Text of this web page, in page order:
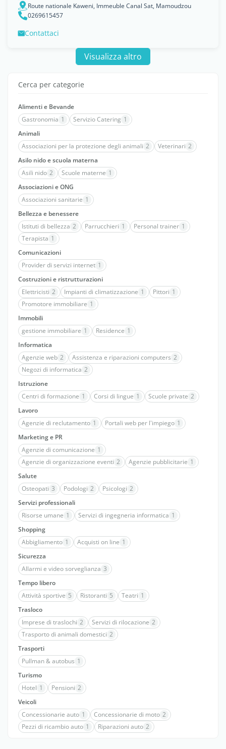
Route nationale Kaweni, Immeuble Canal Sat, Mamoudzou
0269615457
Contattaci
Visualizza altro
Cerca per categorie
Alimenti e Bevande
Gastronomia 1 Servizio Catering 1
Animali
Associazioni per la protezione degli animali 2 Veterinari 2
Asilo nido e scuola materna
Asili nido 2 Scuole materne 1
Associazioni e ONG
Associazioni sanitarie 1
Bellezza e benessere
Istituti di bellezza 2 Parrucchieri 1 Personal trainer 1
Terapista 1
Comunicazioni
Provider di servizi internet 1
Costruzioni e ristrutturazioni
Elettricisti 2 Impianti di climatizzazione 1 Pittori 1
Promotore immobiliare 1
Immobili
gestione immobiliare 1 Residence 1
Informatica
Agenzie web 2 Assistenza e riparazioni computers 2
Negozi di informatica 2
Istruzione
Centri di formazione 1 Corsi di lingue 1 Scuole private 2
Lavoro
Agenzie di reclutamento 1 Portali web per l'impiego 1
Marketing e PR
Agenzie di comunicazione 1
Agenzie di organizzazione eventi 2 Agenzie pubblicitarie 1
Salute
Osteopati 3 Podologi 2 Psicologi 2
Servizi professionali
Risorse umane 1 Servizi di ingegneria informatica 1
Shopping
Abbigliamento 1 Acquisti on line 1
Sicurezza
Allarmi e video sorveglianza 3
Tempo libero
Attività sportive 5 Ristoranti 5 Teatri 1
Trasloco
Imprese di traslochi 2 Servizi di rilocazione 2
Trasporto di animali domestici 2
Trasporti
Pullman & autobus 1
Turismo
Hotel 1 Pensioni 2
Veicoli
Concessionarie auto 1 Concessionarie di moto 2
Pezzi di ricambio auto 1 Riparazioni auto 2